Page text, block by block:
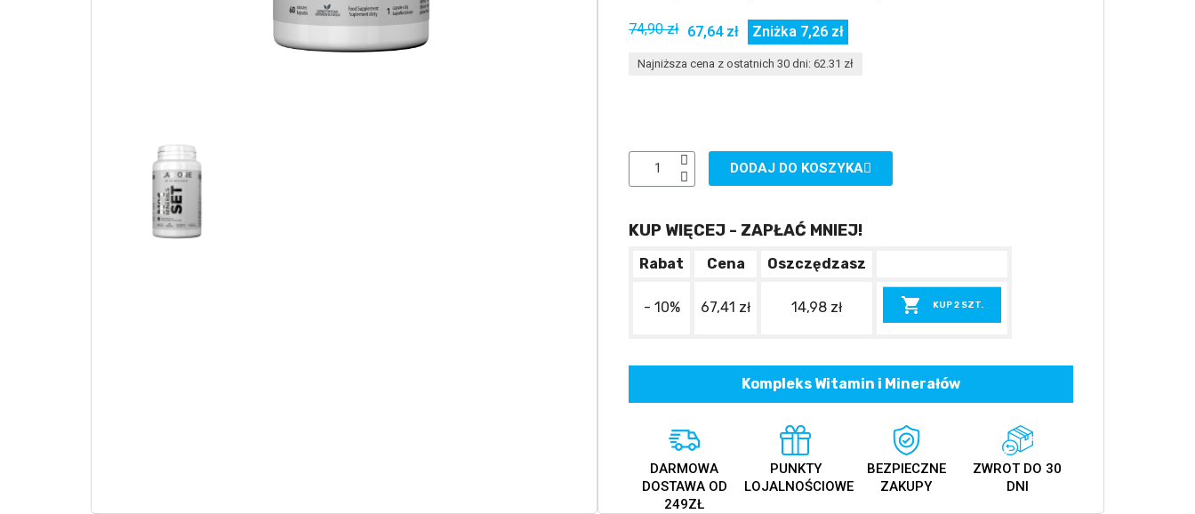
74,90 zł 67,64 zł Zniżka 7,26 zł
Najniższa cena z ostatnich 30 dni: 62.31 zł
DODAJ DO KOSZYKA
KUP WIĘCEJ - ZAPŁAĆ MNIEJ!
Rabat Cena Oszczędzasz
- 10% 67,41 zł 14,98 zł  KUP 2 SZT.
Kompleks Witamin i Minerałów
DARMOWA
DOSTAWA OD
249ZŁ
PUNKTY
LOJALNOŚCIOWE
BEZPIECZNE
ZAKUPY
ZWROT DO 30
DNI